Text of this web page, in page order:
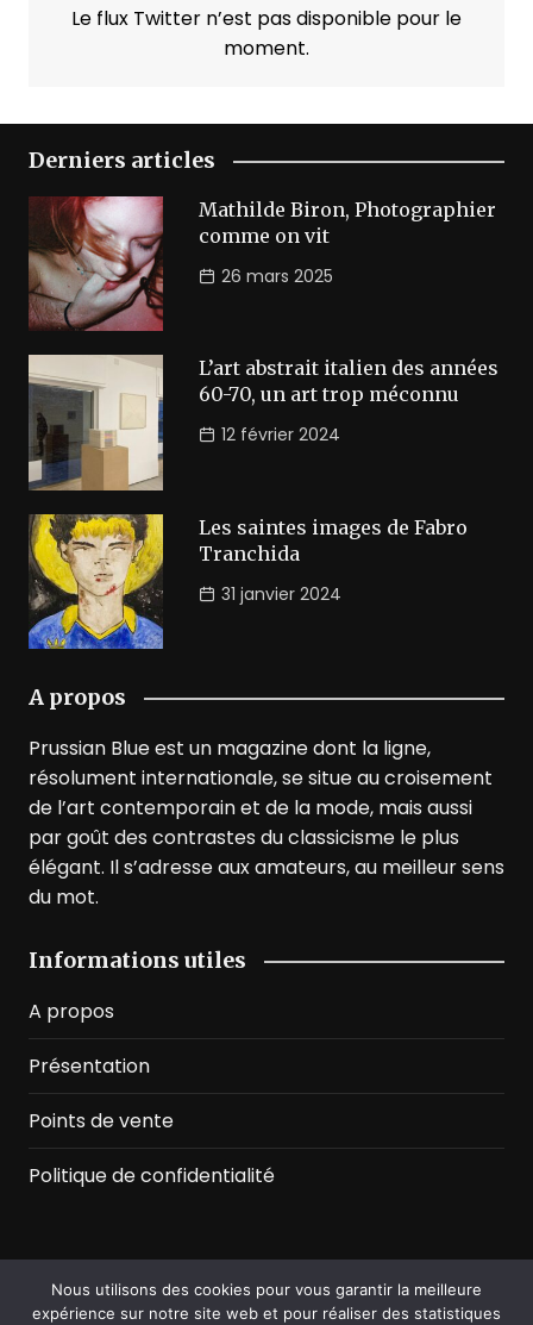
Le flux Twitter n’est pas disponible pour le
moment.
Derniers articles
Mathilde Biron, Photographier
comme on vit
26 mars 2025
L’art abstrait italien des années
60-70, un art trop méconnu
12 février 2024
Les saintes images de Fabro
Tranchida
31 janvier 2024
A propos
Prussian Blue est un magazine dont la ligne,
résolument internationale, se situe au croisement
de l’art contemporain et de la mode, mais aussi
par goût des contrastes du classicisme le plus
élégant. Il s’adresse aux amateurs, au meilleur sens
du mot.
Informations utiles
A propos
Présentation
Points de vente
Politique de confidentialité
©2026 Prussian Blue. All Rights Reserved
Nous utilisons des cookies pour vous garantir la meilleure
expérience sur notre site web et pour réaliser des statistiques